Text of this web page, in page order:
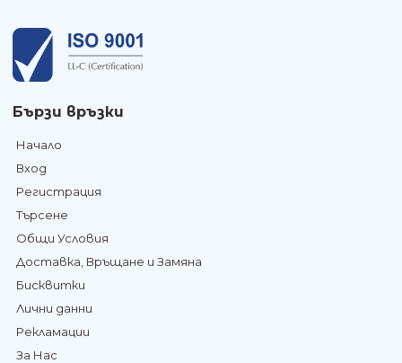
Бързи връзки
Начало
Вход
Регистрация
Търсене
Общи Условия
Доставка, Връщане и Замяна
Бисквитки
Лични данни
Рекламации
За Нас